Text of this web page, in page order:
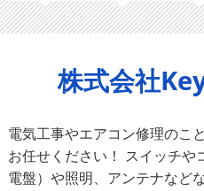
株式会社
電気工事やエアコン修理のこ
お任せください！ スイッチや
電盤）や照明、アンテナなど